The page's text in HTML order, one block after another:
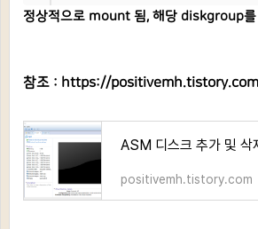
정상적으로 mount 됨, 해당 diskgroup를
참조 : https://
ASM 디스크 추가 및 삭
positivemh.tistory.com